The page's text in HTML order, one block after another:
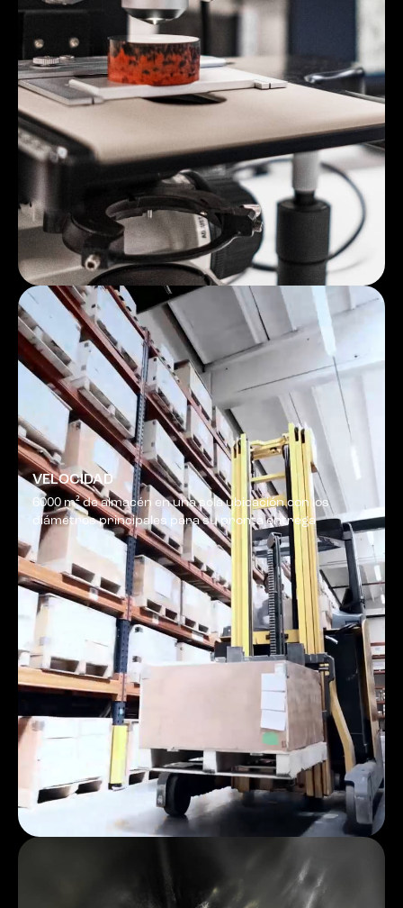
VELOCIDAD
6000 m² de almacén en una sola ubicación con los
diámetros principales para su pronta entrega